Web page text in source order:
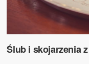
Ślub i skojarzenia